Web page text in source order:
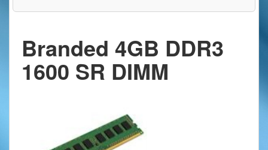
Branded 4GB DDR3
1600 SR DIMM